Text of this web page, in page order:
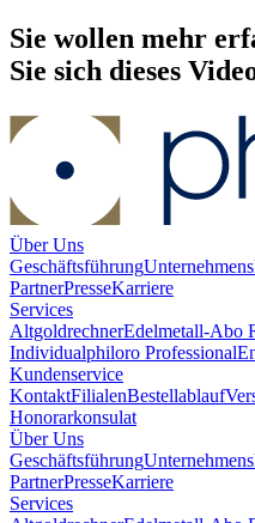
Sie wollen mehr
Sie sich dieses
Über Uns
Geschäftsführung
PartnerPresseKarriere
Services
AltgoldrechnerEdelmetall-Abo
Individualphiloro Professional
Kundenservice
KontaktFilialenBestellablauf
Honorarkonsulat
Über Uns
Geschäftsführung
PartnerPresseKarriere
Services